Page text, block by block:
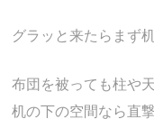
グラッと来たらまず
布団を被っても柱や
机の下の空間なら直